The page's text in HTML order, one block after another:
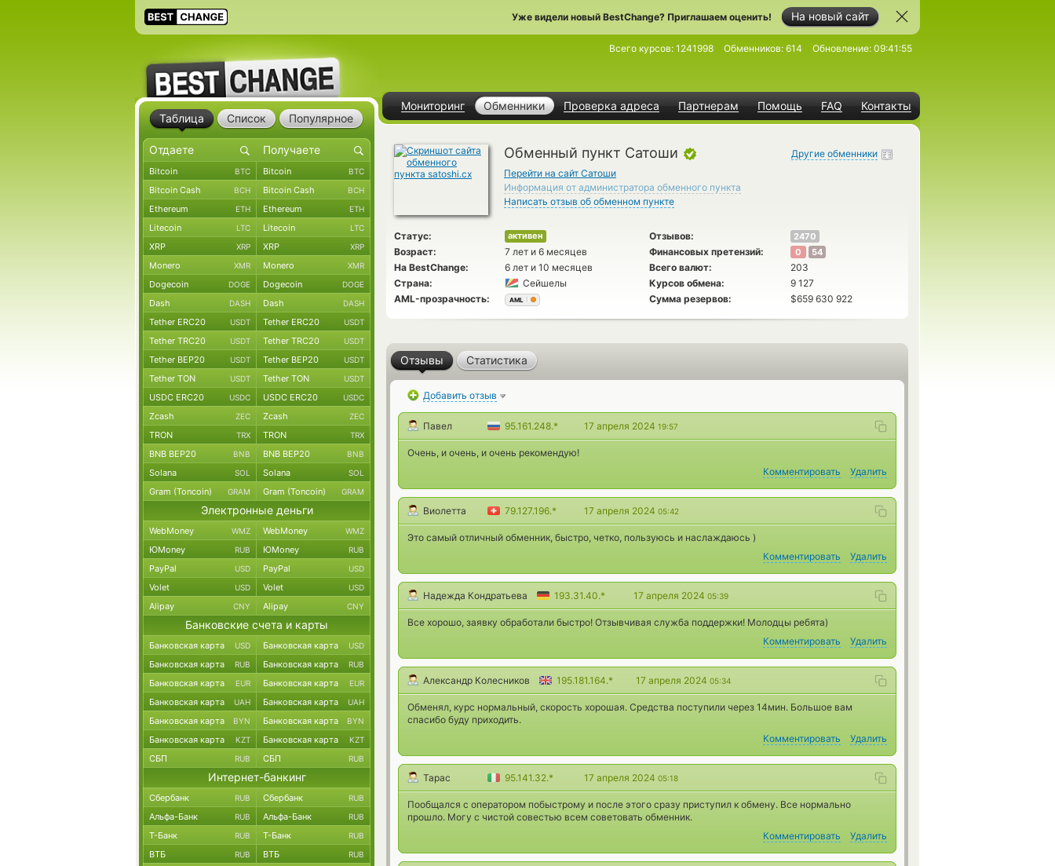
На новый сайт
Уже видели новый BestChange? Приглашаем оценить!
Мониторинг Обменники Проверка адреса Партнерам Помощь FAQ Контакты
Всего курсов: 1241998 Обменников: 614 Обновление: 09:41:55
Обменный пункт Сатоши
Перейти на сайт Сатоши
Информация от администратора обменного пункта
Написать отзыв об обменном пункте
Другие обменники
Статус: активен Отзывов: 2470
Возраст: 7 лет и 6 месяцев Финансовых претензий: 0 54
На BestChange: 6 лет и 10 месяцев Всего валют:
203
Страна:
Сейшелы Курсов обмена:
9 127
AML-прозрачность:
AML Сумма резервов: $659 630 922
Отзывы Статистика
Добавить отзыв
Павел 95.161.248.* 17 апреля 2024 19:57
Очень, и очень, и очень рекомендую!
Комментировать
Удалить
Виолетта 79.127.196.* 17 апреля 2024 05:42
Это самый отличный обменник, быстро, четко, пользуюсь и наслаждаюсь )
Комментировать
Удалить
Надежда Кондратьева 193.31.40.* 17 апреля 2024 05:39
Все хорошо, заявку обработали быстро! Отзывчивая служба поддержки! Молодцы ребята)
Комментировать
Удалить
Александр Колесников 195.181.164.* 17 апреля 2024 05:34
Обменял, курс нормальный, скорость хорошая. Средства поступили через 14мин. Большое вам
спасибо буду приходить.
Комментировать
Удалить
Тарас 95.141.32.* 17 апреля 2024 05:18
Пообщался с оператором побыстрому и после этого сразу приступил к обмену. Все нормально
прошло. Могу с чистой совестью всем советовать обменник.
Комментировать
Удалить
Таблица Список Популярное
Bitcoin BTC Bitcoin BTC
Bitcoin Cash BCH Bitcoin Cash BCH
Ethereum ETH Ethereum ETH
Litecoin LTC Litecoin LTC
XRP XRP XRP XRP
Monero XMR Monero XMR
Dogecoin DOGE Dogecoin DOGE
Dash DASH Dash DASH
Tether ERC20 USDT Tether ERC20 USDT
Tether TRC20 USDT Tether TRC20 USDT
Tether BEP20 USDT Tether BEP20 USDT
Tether TON USDT Tether TON USDT
USDC ERC20 USDC USDC ERC20 USDC
Zcash ZEC Zcash ZEC
TRON TRX TRON TRX
BNB BEP20 BNB BNB BEP20 BNB
Solana SOL Solana SOL
Gram (Toncoin) GRAM Gram (Toncoin) GRAM
Электронные деньги
WebMoney WMZ WebMoney WMZ
ЮMoney RUB ЮMoney RUB
PayPal USD PayPal USD
Volet USD Volet USD
Alipay CNY Alipay CNY
Банковские счета и карты
Банковская карта USD Банковская карта USD
Банковская карта RUB Банковская карта RUB
Банковская карта EUR Банковская карта EUR
Банковская карта UAH Банковская карта UAH
Банковская карта BYN Банковская карта BYN
Банковская карта KZT Банковская карта KZT
СБП RUB СБП RUB
Интернет-банкинг
Сбербанк RUB Сбербанк RUB
Альфа-Банк RUB Альфа-Банк RUB
Т-Банк RUB Т-Банк RUB
ВТБ RUB ВТБ RUB